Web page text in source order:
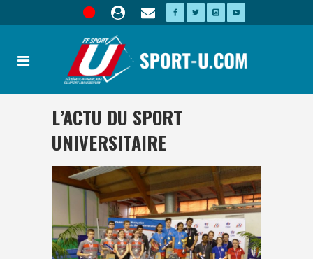
L’ACTU DU SPORT
UNIVERSITAIRE